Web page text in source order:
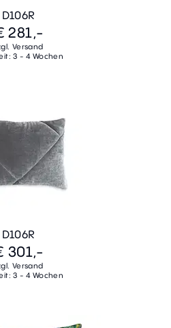
D106R
281,-
Versand
3 - 4 Wochen
D106R
301,-
Versand
3 - 4 Wochen